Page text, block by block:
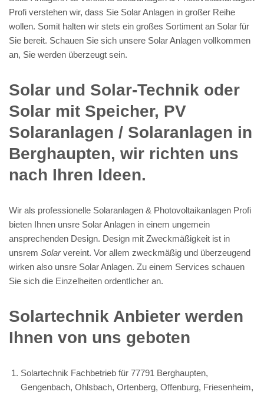
Profi verstehen wir, dass Sie Solar Anlagen in großer Reihe
wollen. Somit halten wir stets ein großes Sortiment an Solar für
Sie bereit. Schauen Sie sich unsere Solar Anlagen vollkommen
an, Sie werden überzeugt sein.
Solar und Solar-Technik oder
Solar mit Speicher, PV
Solaranlagen / Solaranlagen in
Berghaupten, wir richten uns
nach Ihren Ideen.
Wir als professionelle Solaranlagen & Photovoltaikanlagen Profi
bieten Ihnen unsre Solar Anlagen in einem ungemein
ansprechenden Design. Design mit Zweckmäßigkeit ist in
unsrem Solarvereint. Vor allem zweckmäßig und überzeugend
wirken also unsre Solar Anlagen. Zu einem Services schauen
Sie sich die Einzelheiten ordentlicher an.
Solartechnik Anbieter werden
Ihnen von uns geboten
Solartechnik Fachbetrieb für 77791 Berghaupten,
Gengenbach, Ohlsbach, Ortenberg, Offenburg, Friesenheim,